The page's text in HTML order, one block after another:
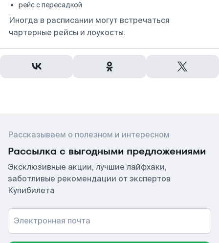
рейс с пересадкой
Иногда в расписании могут встречаться
чартерные рейсы и лоукосты.
Рассказываем о полезном и интересном
Рассылка с выгодными предложениями
Эксклюзивные акции, лучшие лайфхаки,
заботливые рекомендации от экспертов
Купибилета
Электронная почта